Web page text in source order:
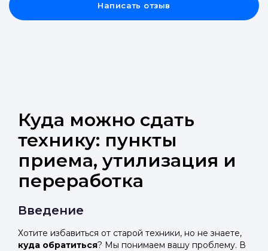
Написать отзыв
Куда можно сдать
технику: пункты
приема, утилизация и
переработка
Введение
Хотите избавиться от старой техники, но не знаете,
куда обратиться? Мы понимаем вашу проблему. В